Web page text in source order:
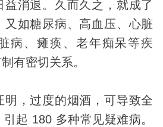
消退。久而久之，就成了
又如糖尿病、高血压、心脏
病、瘫痪、老年痴呆等疾
有密切关系。
明，过度的烟酒，可导致全
起 180 多种常见疑难病。